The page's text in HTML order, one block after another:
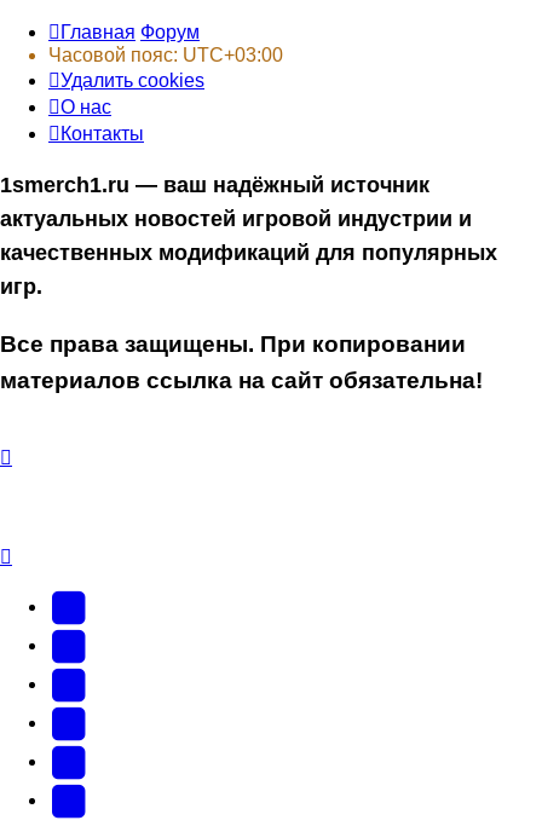
Главная Форум
Часовой пояс: UTC+03:00
Удалить cookies
О нас
Контакты
1smerch1.ru — ваш надёжный источник
актуальных новостей игровой индустрии и
качественных модификаций для популярных
игр.
Все права защищены. При копировании
материалов ссылка на сайт обязательна!